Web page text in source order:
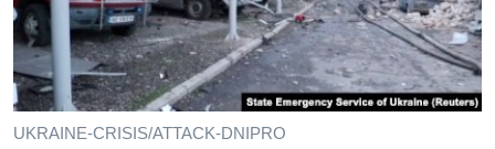
UKRAINE-CRISIS/ATTACK-DNIPRO